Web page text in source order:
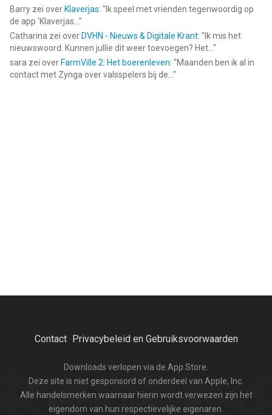
Barry zei over Klaverjas: " Ik speel met vrienden tegenwoordig op
de app ‘Klaverjas... "
Catharina zei over DVHN - Nieuws & Digitale Krant: " Ik mis het
nieuwswoord. Kunnen jullie dit weer toevoegen? Het... "
sara zei over FarmVille 2: Het boerenleven: "Maanden ben ik al in
contact met Zynga over valsspelers bij de... "
Contact· Privacybeleid en Gebruiksvoorwaarden
Downloads verlopen via de App Store.
Deze site is niet gesponsord of onderdeel van Apple, Inc.
Alle handelsmerken waarnaar hierin wordt verwezen zijn het
eigendom van hun respectievelijke eigenaren.